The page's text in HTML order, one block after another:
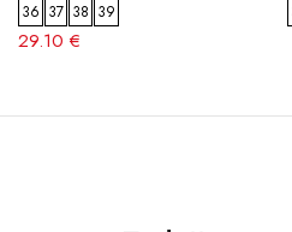
36 37 38 39
29.10 €